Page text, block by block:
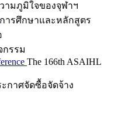
ามภูมิใจของจุฬาฯ
การศึกษาและหลักสูตร
รรม
The 166th ASAIHL
กาศจัดซื้อจัดจ้าง